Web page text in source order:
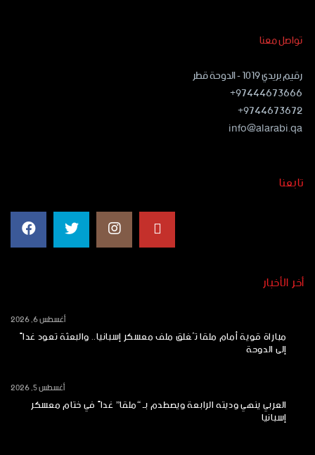
تواصل معنا
رقيم بريدي ١٠١٩ - الدوحة قطر
97444673666+
9744673672+
info@alarabi.qa
تابعنا
أخر الأخبار
مباراة قوية أمام ملقا تُغلق ملف معسكر إسبانيا.. والبعثة تعود غداً
إلى الدوحة
أغسطس 6, 2026
العربي ينهي وديته الرابعة ويصطدم بـ “ملقا” غداً في ختام معسكر
إسبانيا
أغسطس 5, 2026